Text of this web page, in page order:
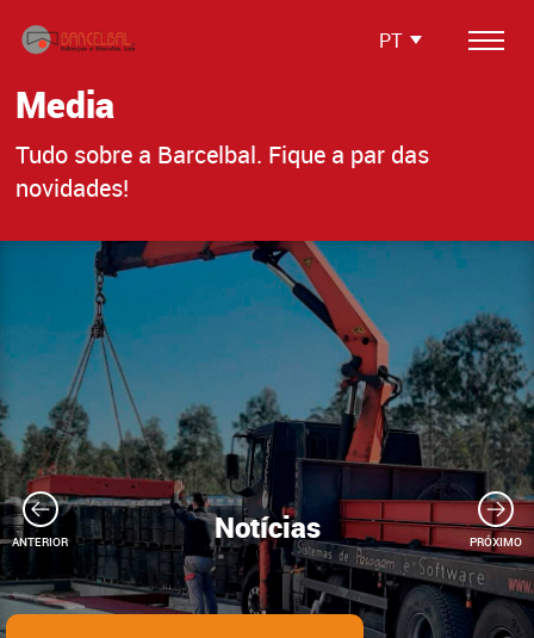
Softwares
Serviços
Media
Testemunhos
Contactos
Área Reservada
BALANÇAS E BÁSCULAS
PT
Media
Tudo sobre a Barcelbal. Fique a par das
novidades!
Notícias
ANTERIOR PRÓXIMO